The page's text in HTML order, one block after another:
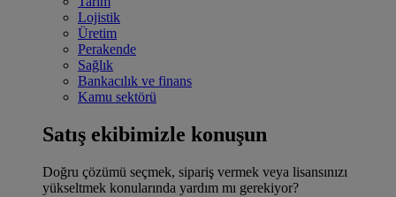
Lojistik
Üretim
Perakende
Sağlık
Bankacılık ve finans
Kamu sektörü
Satış ekibimizle konuşun
Doğru çözümü seçmek, sipariş vermek veya lisansınızı
yükseltmek konularında yardım mı gerekiyor?